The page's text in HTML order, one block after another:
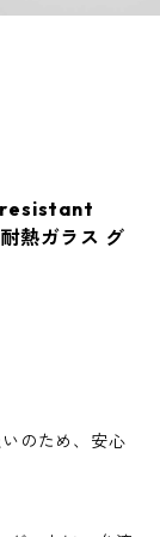
resistant
熱ガラス グ
のため、安心